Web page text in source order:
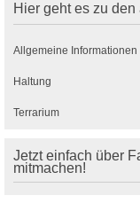
Hier geht es zu
Allgemeine Informationen
Haltung
Terrarium
Jetzt einfach über
mitmachen!